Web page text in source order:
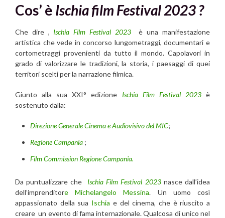
Cos’ è Ischia film Festival 2023 ?
Che dire , Ischia Film Festival 2023
è una manifestazione
artistica che vede in concorso lungometraggi, documentari e
cortometraggi provenienti da tutto il mondo. Capolavori in
grado di valorizzare le tradizioni, la storia, i paesaggi di quei
territori scelti per la narrazione filmica.
Giunto alla sua XXI° edizione Ischia Film Festival 2023è
sostenuto dalla:
Direzione Generale Cinema e Audiovisivo del MIC;
Regione Campania ;
Film Commission Regione Campania.
Da puntualizzare che Ischia Film Festival 2023nasce dall’idea
dell’imprenditore Michelangelo Messina. Un uomo così
appassionato della sua Ischia e del cinema, che è riuscito a
creare un evento di fama internazionale. Qualcosa di unico nel